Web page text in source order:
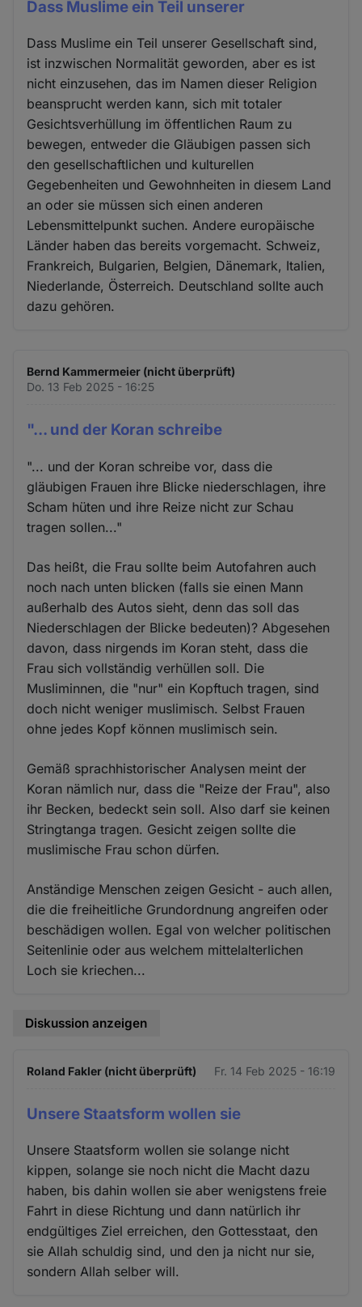
Dass Muslime ein Teil unserer
Dass Muslime ein Teil unserer Gesellschaft sind,
ist inzwischen Normalität geworden, aber es ist
nicht einzusehen, das im Namen dieser Religion
beansprucht werden kann, sich mit totaler
Gesichtsverhüllung im öffentlichen Raum zu
bewegen, entweder die Gläubigen passen sich
den gesellschaftlichen und kulturellen
Gegebenheiten und Gewohnheiten in diesem Land
an oder sie müssen sich einen anderen
Lebensmittelpunkt suchen. Andere europäische
Länder haben das bereits vorgemacht. Schweiz,
Frankreich, Bulgarien, Belgien, Dänemark, Italien,
Niederlande, Österreich. Deutschland sollte auch
dazu gehören.
Bernd Kammermeier (nicht überprüft)
Do. 13 Feb 2025 - 16:25
"... und der Koran schreibe
"... und der Koran schreibe vor, dass die
gläubigen Frauen ihre Blicke niederschlagen, ihre
Scham hüten und ihre Reize nicht zur Schau
tragen sollen..."
Das heißt, die Frau sollte beim Autofahren auch
noch nach unten blicken (falls sie einen Mann
außerhalb des Autos sieht, denn das soll das
Niederschlagen der Blicke bedeuten)? Abgesehen
davon, dass nirgends im Koran steht, dass die
Frau sich vollständig verhüllen soll. Die
Musliminnen, die "nur" ein Kopftuch tragen, sind
doch nicht weniger muslimisch. Selbst Frauen
ohne jedes Kopf können muslimisch sein.
Gemäß sprachhistorischer Analysen meint der
Koran nämlich nur, dass die "Reize der Frau", also
ihr Becken, bedeckt sein soll. Also darf sie keinen
Stringtanga tragen. Gesicht zeigen sollte die
muslimische Frau schon dürfen.
Anständige Menschen zeigen Gesicht - auch allen,
die die freiheitliche Grundordnung angreifen oder
beschädigen wollen. Egal von welcher politischen
Seitenlinie oder aus welchem mittelalterlichen
Loch sie kriechen...
Diskussion anzeigen
Roland Fakler (nicht überprüft) Fr. 14 Feb 2025 - 16:19
Unsere Staatsform wollen sie
Unsere Staatsform wollen sie solange nicht
kippen, solange sie noch nicht die Macht dazu
haben, bis dahin wollen sie aber wenigstens freie
Fahrt in diese Richtung und dann natürlich ihr
endgültiges Ziel erreichen, den Gottesstaat, den
sie Allah schuldig sind, und den ja nicht nur sie,
sondern Allah selber will.